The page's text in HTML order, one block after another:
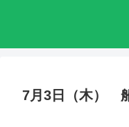
7月3日（木）